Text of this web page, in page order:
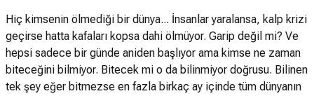
Hiç kimsenin ölmediği bir dünya... İnsanlar yaralansa, kalp krizi
geçirse hatta kafaları kopsa dahi ölmüyor. Garip değil mi? Ve
hepsi sadece bir günde aniden başlıyor ama kimse ne zaman
biteceğini bilmiyor. Bitecek mi o da bilinmiyor doğrusu. Bilinen
tek şey eğer bitmezse en fazla birkaç ay içinde tüm dünyanın